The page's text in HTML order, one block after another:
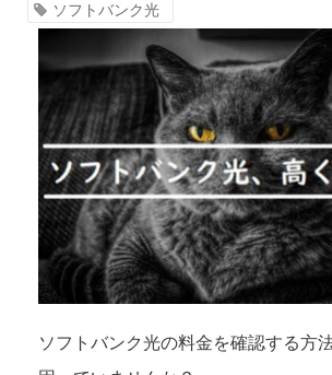
ソフトバンク光
ソフトバンク光の料金を確認する方